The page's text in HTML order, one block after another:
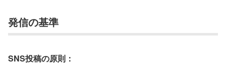
発信の基準
SNS投稿の原則：